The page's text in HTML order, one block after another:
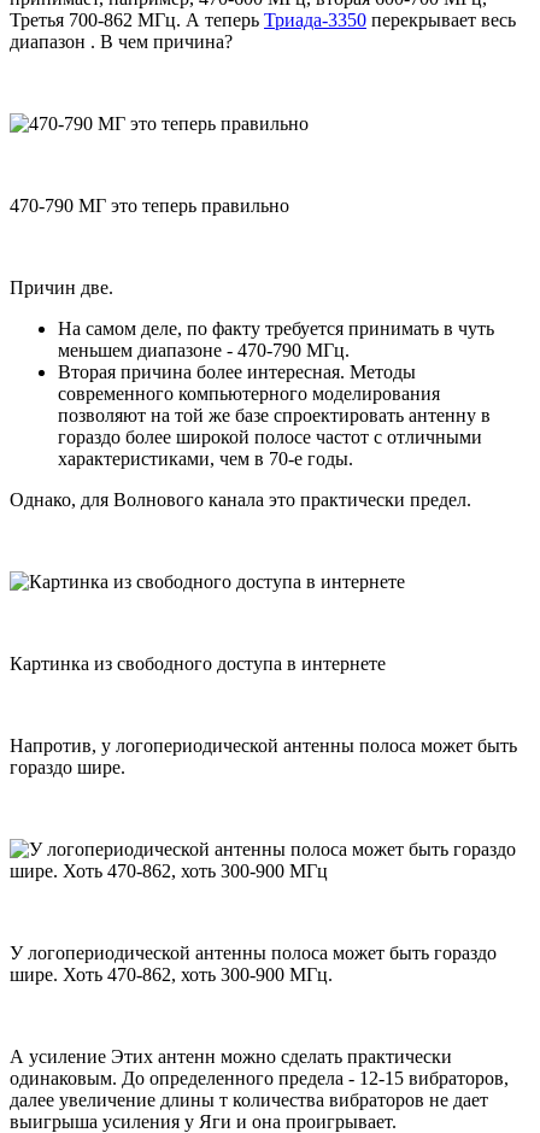
Третья 700-862 МГц. А теперь Триада-3350 перекрывает весь
диапазон . В чем причина?
470-790 МГ это теперь правильно
Причин две.
На самом деле, по факту требуется принимать в чуть
меньшем диапазоне - 470-790 МГц.
Вторая причина более интересная. Методы
современного компьютерного моделирования
позволяют на той же базе спроектировать антенну в
гораздо более широкой полосе частот с отличными
характеристиками, чем в 70-е годы.
Однако, для Волнового канала это практически предел.
Картинка из свободного доступа в интернете
Напротив, у логопериодической антенны полоса может быть
гораздо шире.
У логопериодической антенны полоса может быть гораздо
шире. Хоть 470-862, хоть 300-900 МГц.
А усиление Этих антенн можно сделать практически
одинаковым. До определенного предела - 12-15 вибраторов,
далее увеличение длины т количества вибраторов не дает
выигрыша усиления у Яги и она проигрывает.